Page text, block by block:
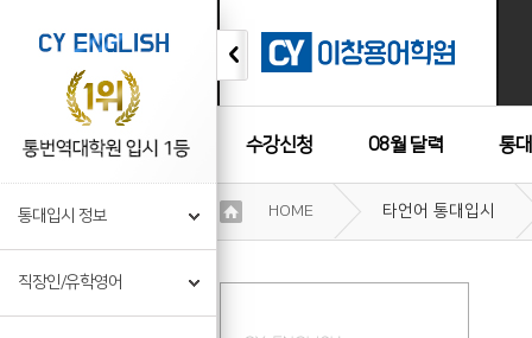
수강신청 08월 달력 통
수강후기
통대입시 정보
직장인/유학영어
기
HOME 타언어 통대입시